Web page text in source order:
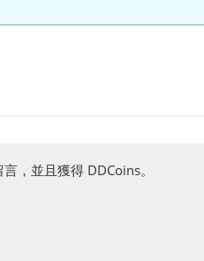
，並且獲得 DDCoins。